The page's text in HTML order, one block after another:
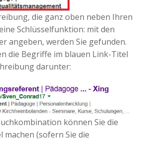
die ganz oben neben Ihren
Schlüsselfunktion: mit den
angeben, werden Sie gefunden.
die Begriffe im blauen Link-Titel
darunter:
können Sie die
machen (sofern Sie die